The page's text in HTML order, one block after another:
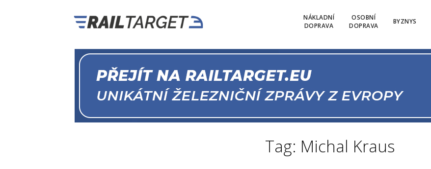
NÁKLADNÍ
DOPRAVA
OSOBNÍ
DOPRAVA
BYZNYS
Tag: Michal Kraus